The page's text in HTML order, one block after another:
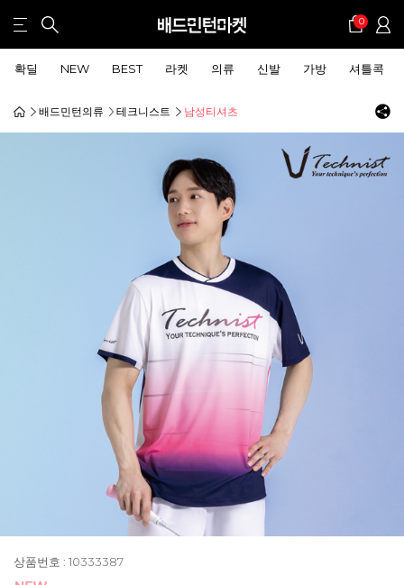
0
확딜 NEW BEST 라켓 의류 신발 가방 셔틀콕
배드민턴의류 테크니스트 남성티셔츠
상품번호 : 10333387